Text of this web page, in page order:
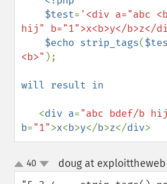
    $test
= '<div a="abc
hij" b="1">x<b>y</b>z</
$echo strip_tags(
<b>" );
will result in
<div a=
b="1">x<b>y</b>z</div>
up
down
40 doug at